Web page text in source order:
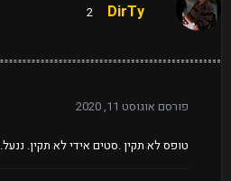
DirTy
2
פורסם אוגוסט 11, 2020
טופס לא תקין .סטים אידי לא תקין. ננעל.